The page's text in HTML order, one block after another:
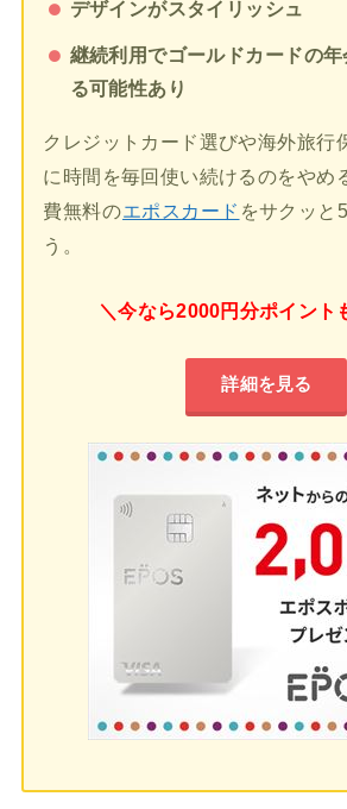
デザインがスタイリッシュ
継続利用でゴールドカードの
る可能性あり
クレジットカード選びや海外旅行
に時間を毎回使い続けるのをやめ
費無料のエポスカード をサクッと
う。
＼今なら2000円分ポイント
詳細を見る